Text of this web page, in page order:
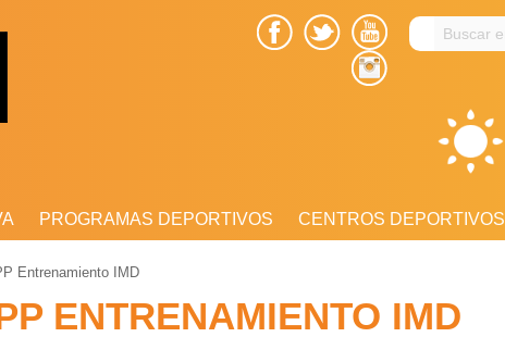
Buscar
en
PROGRAMAS DEPORTIVOS CENTROS DEPORTIVOS
Entrenamiento IMD
ENTRENAMIENTO IMD